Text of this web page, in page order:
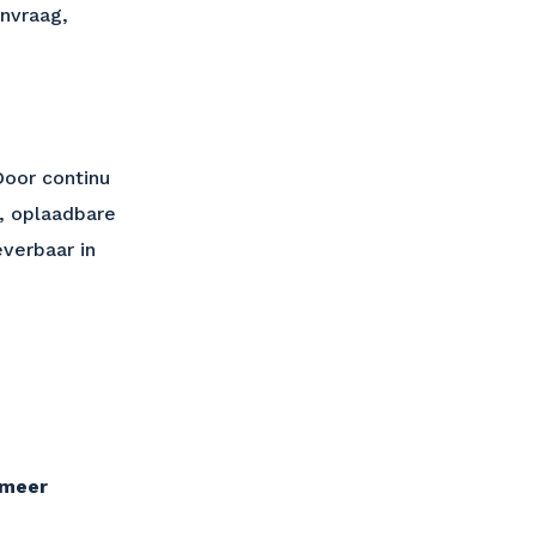
continu
oplaadbare
in